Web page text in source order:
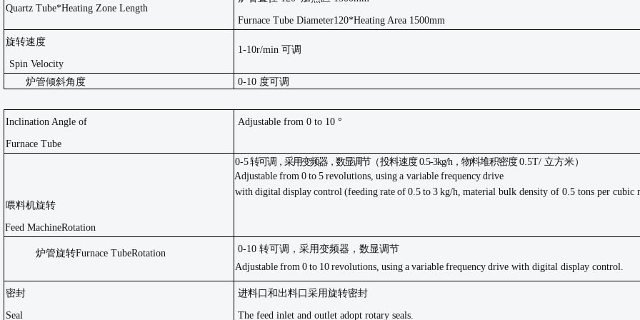
Quartz Tube*Heating Zone Length
Furnace Tube Diameter120*Heating Area 1500mm
旋转速度
Spin Velocity
1-10r/min 可调
炉管倾斜角度 0-10 度可调
Inclination Angle of
Furnace Tube
Adjustable from 0 to 10 °
喂料机旋转
Feed MachineRotation
0-5转可调，采用变频器，数显调节（投料速度 0.5-3kg/h，物料堆积密度 0.5T/ 立方米）
Adjustable from 0 to 5 revolutions, using a variable frequency drive
with digital display control (feeding rate of 0.5 to 3 kg/h, material bulk density of 0.5 tons per cubic
炉管旋转Furnace TubeRotation
0-10 转可调，采用变频器，数显调节
Adjustable from 0 to 10 revolutions, using a variable frequency drive with digital display control.
密封
Seal
进料口和出料口采用旋转密封
The feed inlet and outlet adopt rotary seals.